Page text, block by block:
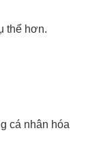
thể hơn.
cá nhân hóa